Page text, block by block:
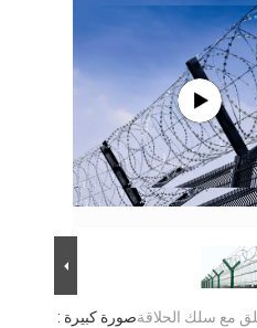
صورة كبيرة :مع سلك الحلاقة